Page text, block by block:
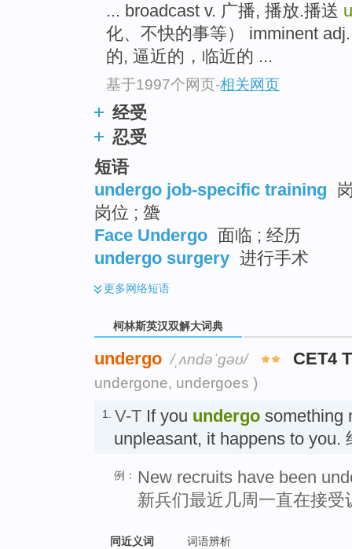
... broadcast v. 广播, 播放.播送
化、不快的事等） imminent
的, 逼近的，临近的 ...
基于1997个网页-相关网页
经受
忍受
短语
undergo job-specific training
岗位 ; 䗐
Face Undergo 面临 ; 经历
undergo surgery 进行手术
更多网络短语
柯林斯英汉双解大词典
undergo /ˌʌndəˈɡəʊ/ CET4
undergone, undergoes )
1. V-T If you undergo something
unpleasant, it happens to you.
例： New recruits have been
新兵们最近几周一直在接受
同近义词 词语辨析